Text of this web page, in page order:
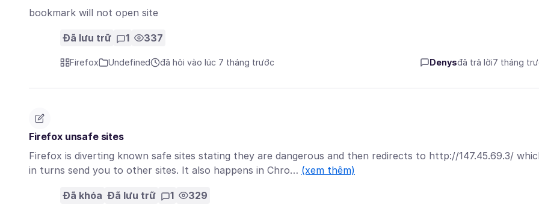
bookmark will not open site
Đã lưu trữ 1 337
Firefox Undefined đã hỏi vào lúc 7 tháng trước Denysđã trả lời7 tháng
Firefox unsafe sites
Firefox is diverting known safe sites stating they are dangerous and then redirects to http://147.45.69.3/
in turns send you to other sites. It also happens in Chro… (xem thêm)
Đã khóa Đã lưu trữ 1 329